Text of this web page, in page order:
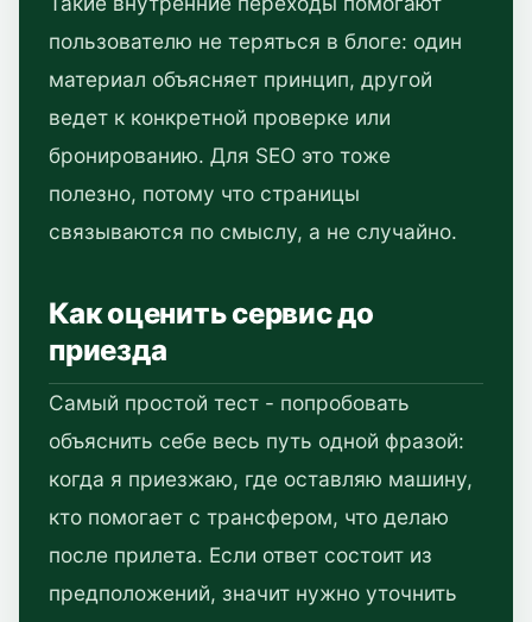
пользователю не теряться в блоге: один
материал объясняет принцип, другой
ведет к конкретной проверке или
бронированию. Для SEO это тоже
полезно, потому что страницы
связываются по смыслу, а не случайно.
Как оценить сервис до
приезда
Самый простой тест - попробовать
объяснить себе весь путь одной фразой:
когда я приезжаю, где оставляю машину,
кто помогает с трансфером, что делаю
после прилета. Если ответ состоит из
предположений, значит нужно уточнить